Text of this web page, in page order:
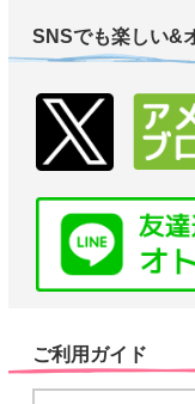
SNSでも楽しい&
ご利用ガイド